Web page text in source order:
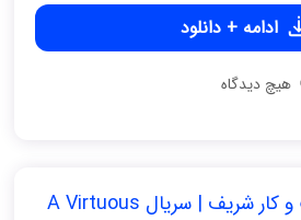
ادامه + دانلود
هیچ دیدگاه
دانلود سریال کسب و کار شریف | سریال A Virtuous